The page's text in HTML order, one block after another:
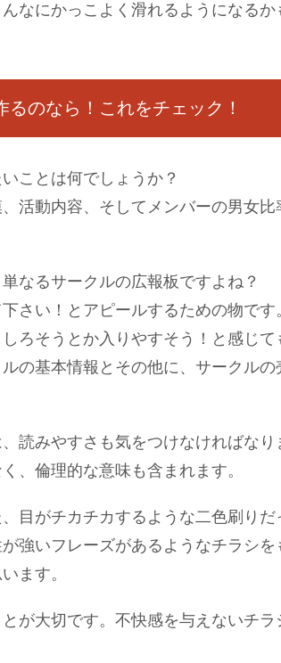
なにかっこよく滑れるようになるか
のなら！これをチェック！
ことは何でしょうか？
活動内容、そしてメンバーの男女比
なるサークルの広報板ですよね？
さい！とアピールするための物です
ろそうとか入りやすそう！と感じて
の基本情報とその他に、サークルの
読みやすさも気をつけなければなり
、倫理的な意味も含まれます。
目がチカチカするような二色刷りだ
強いフレーズがあるようなチラシを
ます。
が大切です。不快感を与えないチラ